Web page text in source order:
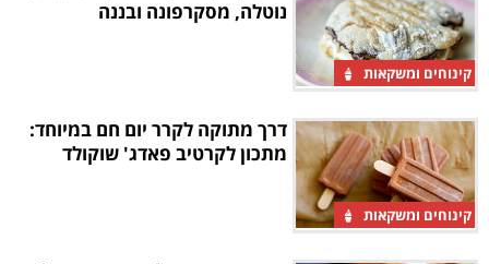
קינוחים ומשקאות
נוטלה, מסקרפונה ובננה
קינוחים ומשקאות
דרך מתוקה לקרר יום חם במיוחד:
מתכון לקרטיב פאדג' שוקולד